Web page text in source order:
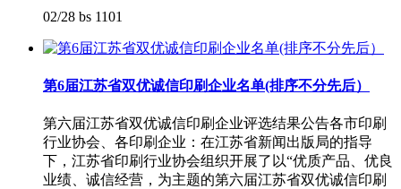
02/28 bs 1101
第6届江苏省双优诚信印刷企业名单(排序不分先后）
第六届江苏省双优诚信印刷企业评选结果公告各市印刷
行业协会、各印刷企业：在江苏省新闻出版局的指导
下，江苏省印刷行业协会组织开展了以“优质产品、优良
业绩、诚信经营，为主题的第六届江苏省双优诚信印刷